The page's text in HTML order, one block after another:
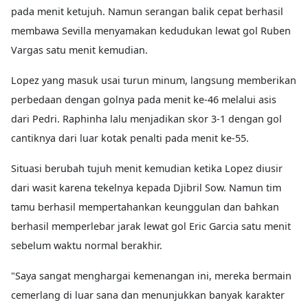
pada menit ketujuh. Namun serangan balik cepat berhasil
membawa Sevilla menyamakan kedudukan lewat gol Ruben
Vargas satu menit kemudian.
Lopez yang masuk usai turun minum, langsung memberikan
perbedaan dengan golnya pada menit ke-46 melalui asis
dari Pedri. Raphinha lalu menjadikan skor 3-1 dengan gol
cantiknya dari luar kotak penalti pada menit ke-55.
Situasi berubah tujuh menit kemudian ketika Lopez diusir
dari wasit karena tekelnya kepada Djibril Sow. Namun tim
tamu berhasil mempertahankan keunggulan dan bahkan
berhasil memperlebar jarak lewat gol Eric Garcia satu menit
sebelum waktu normal berakhir.
"Saya sangat menghargai kemenangan ini, mereka bermain
cemerlang di luar sana dan menunjukkan banyak karakter